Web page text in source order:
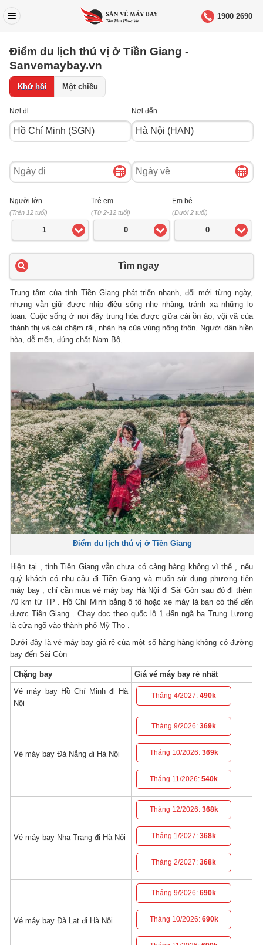
1900 2690
Điểm du lịch thú vị ở Tiền Giang -
Sanvemaybay.vn
Khứ hồi Một chiều
Nơi đi Nơi đến
Ngày
đi
Ngày
về
Người lớn
(Trên 12 tuổi)
1
Trẻ em
(Từ 2-12 tuổi)
0
Em bé
(Dưới 2 tuổi)
0
Tìm ngay
Trung tâm của tỉnh Tiền Giang phát triển nhanh, đổi mới từng ngày,
nhưng vẫn giữ được nhịp điệu sống nhẹ nhàng, tránh xa những lo
toan. Cuộc sống ở nơi đây trung hòa được giữa cái ồn ào, vội vã của
thành thị và cái chậm rãi, nhàn hạ của vùng nông thôn. Người dân hiền
hòa, dễ mến, đúng chất Nam Bộ.
Điểm du lịch thú vị ở Tiền Giang
Hiện tại , tỉnh Tiền Giang vẫn chưa có cảng hàng không vì thế , nếu
quý khách có nhu cầu đi Tiền Giang và muốn sử dụng phương tiện
máy bay , chỉ cần mua vé máy bay Hà Nội đi Sài Gòn sau đó đi thêm
70 km từ TP . Hồ Chí Minh bằng ô tô hoặc xe máy là bạn có thể đến
được Tiền Giang . Chạy dọc theo quốc lộ 1 đến ngã ba Trung Lương
là cửa ngõ vào thành phố Mỹ Tho .
Dưới đây là vé máy bay giá rẻ của một số hãng hàng không có đường
bay đến Sài Gòn
Chặng bay
Giá vé máy bay rẻ nhất
Vé máy bay Hồ Chí Minh đi Hà
Nội
Tháng 4/2027:490k
Vé máy bay Đà Nẵng đi Hà Nội
Tháng 9/2026:369k
Tháng 10/2026: 369k
Tháng 11/2026:540k
Vé máy bay Nha Trang đi Hà Nội
Tháng 12/2026: 368k
Tháng 1/2027:368k
Tháng 2/2027:368k
Vé máy bay Đà Lạt đi Hà Nội
Tháng 9/2026:690k
Tháng 10/2026: 690k